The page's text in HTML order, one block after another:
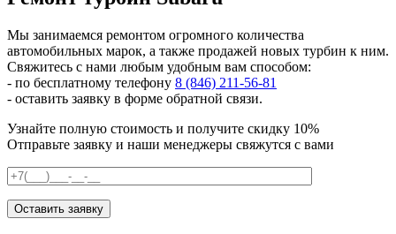
Мы занимаемся ремонтом огромного количества
автомобильных марок, а также продажей новых турбин к ним.
Свяжитесь с нами любым удобным вам способом:
- по бесплатному телефону 8 (846) 211-56-81
- оставить заявку в форме обратной связи.
Узнайте полную стоимость и получите скидку 10%
Отправьте заявку и наши менеджеры свяжутся с вами